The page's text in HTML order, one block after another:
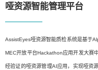
哑资源智能管理平台
AssistEyes哑资源智能质检系统是基于
MEC开放平台Hackathon应用开发大赛
经验证的哑资源管理AI应用，实现哑资